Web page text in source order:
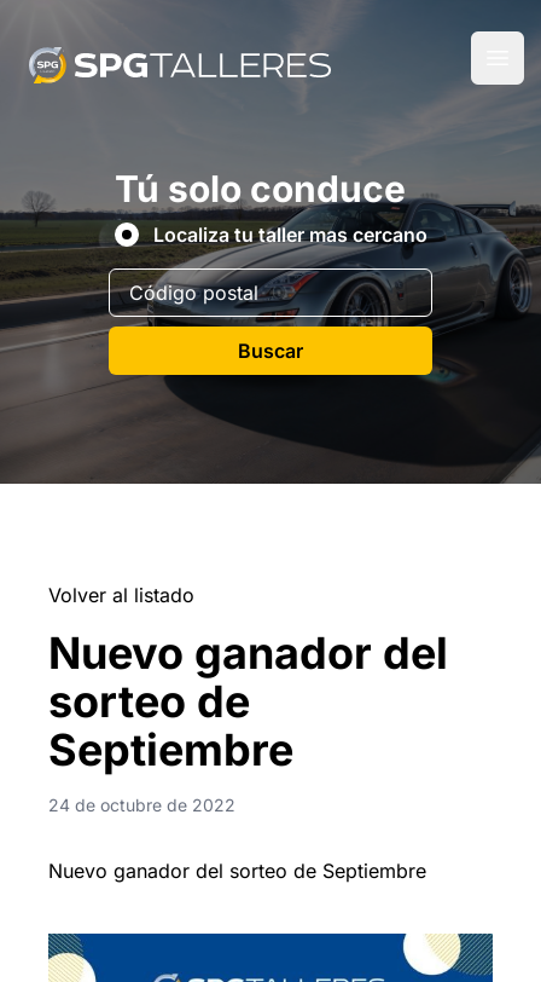
Tú solo conduce
Localiza tu taller mas cercano
Buscar
Volver al listado
Nuevo ganador del
sorteo de
Septiembre
24 de octubre de 2022
Nuevo ganador del sorteo de Septiembre